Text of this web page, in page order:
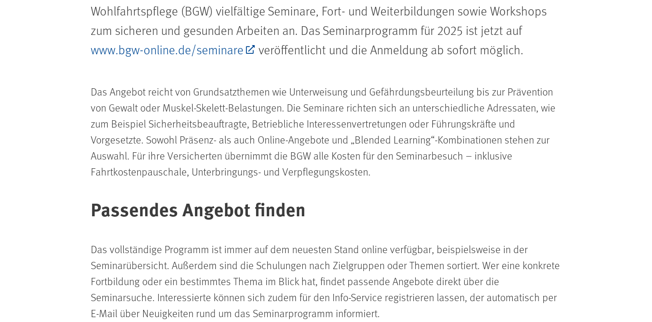
Wohlfahrtspflege (BGW) vielfältige Seminare, Fort- und Weiterbildungen sowie Workshops
zum sicheren und gesunden Arbeiten an. Das Seminarprogramm für 2025 ist jetzt auf
www.bgw-online.de/seminare
veröffentlicht und die Anmeldung ab sofort möglich.
Das Angebot reicht von Grundsatzthemen wie Unterweisung und Gefährdungsbeurteilung bis zur Prävention
von Gewalt oder Muskel-Skelett-Belastungen. Die Seminare richten sich an unterschiedliche Adressaten, wie
zum Beispiel Sicherheitsbeauftragte, Betriebliche Interessenvertretungen oder Führungskräfte und
Vorgesetzte. Sowohl Präsenz- als auch Online-Angebote und „Blended Learning“-Kombinationen stehen zur
Auswahl. Für ihre Versicherten übernimmt die BGW alle Kosten für den Seminarbesuch – inklusive
Fahrtkostenpauschale, Unterbringungs- und Verpflegungskosten.
Passendes Angebot finden
Das vollständige Programm ist immer auf dem neuesten Stand online verfügbar, beispielsweise in der
Seminarübersicht. Außerdem sind die Schulungen nach Zielgruppen oder Themen sortiert. Wer eine konkrete
Fortbildung oder ein bestimmtes Thema im Blick hat, findet passende Angebote direkt über die
Seminarsuche. Interessierte können sich zudem für den Info-Service registrieren lassen, der automatisch per
E-Mail über Neuigkeiten rund um das Seminarprogramm informiert.